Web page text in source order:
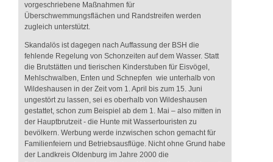
vorgeschriebene Maßnahmen für
Überschwemmungsflächen und Randstreifen werden
zugleich unterstützt.
Skandalös ist dagegen nach Auffassung der BSH die
fehlende Regelung von Schonzeiten auf dem Wasser. Statt
die Brutstätten und tierischen Kinderstuben für Eisvögel,
Mehlschwalben, Enten und Schnepfen wie unterhalb von
Wildeshausen in der Zeit vom 1. April bis zum 15. Juni
ungestört zu lassen, sei es oberhalb von Wildeshausen
gestattet, schon zum Beispiel ab dem 1. Mai – also mitten in
der Hauptbrutzeit - die Hunte mit Wassertouristen zu
bevölkern. Werbung werde inzwischen schon gemacht für
Familienfeiern und Betriebsausflüge. Nicht ohne Grund habe
der Landkreis Oldenburg im Jahre 2000 die